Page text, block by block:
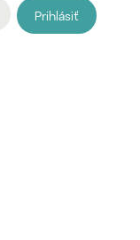
Prihlásiť